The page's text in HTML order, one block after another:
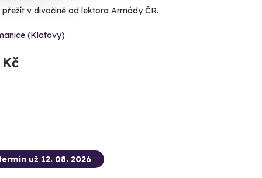
přežít v divočině od lektora Armády ČR.
(Klatovy)
už 12. 08. 2026